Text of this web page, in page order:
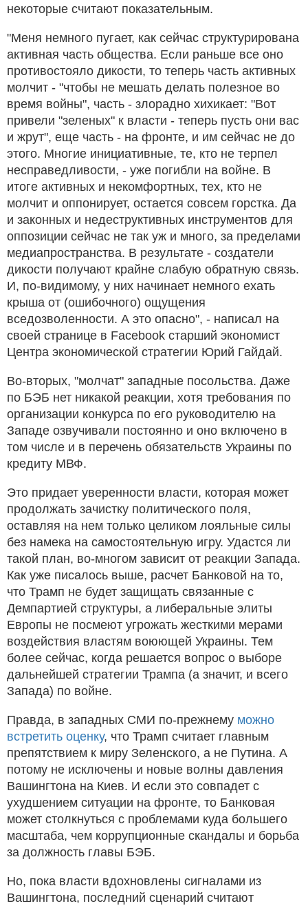
некоторые считают показательным.
"Меня немного пугает, как сейчас структурирована
активная часть общества. Если раньше все оно
противостояло дикости, то теперь часть активных
молчит - "чтобы не мешать делать полезное во
время войны", часть - злорадно хихикает: "Вот
привели "зеленых" к власти - теперь пусть они вас
и жрут", еще часть - на фронте, и им сейчас не до
этого. Многие инициативные, те, кто не терпел
несправедливости, - уже погибли на войне. В
итоге активных и некомфортных, тех, кто не
молчит и оппонирует, остается совсем горстка. Да
и законных и недеструктивных инструментов для
оппозиции сейчас не так уж и много, за пределами
медиапространства. В результате - создатели
дикости получают крайне слабую обратную связь.
И, по-видимому, у них начинает немного ехать
крыша от (ошибочного) ощущения
вседозволенности. А это опасно", - написал на
своей странице в Facebook старший экономист
Центра экономической стратегии Юрий Гайдай.
Во-вторых, "молчат" западные посольства. Даже
по БЭБ нет никакой реакции, хотя требования по
организации конкурса по его руководителю на
Западе озвучивали постоянно и оно включено в
том числе и в перечень обязательств Украины по
кредиту МВФ.
Это придает уверенности власти, которая может
продолжать зачистку политического поля,
оставляя на нем только целиком лояльные силы
без намека на самостоятельную игру. Удастся ли
такой план, во-многом зависит от реакции Запада.
Как уже писалось выше, расчет Банковой на то,
что Трамп не будет защищать связанные с
Демпартией структуры, а либеральные элиты
Европы не посмеют угрожать жесткими мерами
воздействия властям воюющей Украины. Тем
более сейчас, когда решается вопрос о выборе
дальнейшей стратегии Трампа (а значит, и всего
Запада) по войне.
Правда, в западных СМИ по-прежнему можно
встретить оценку, что Трамп считает главным
препятствием к миру Зеленского, а не Путина. А
потому не исключены и новые волны давления
Вашингтона на Киев. И если это совпадет с
ухудшением ситуации на фронте, то Банковая
может столкнуться с проблемами куда большего
масштаба, чем коррупционные скандалы и борьба
за должность главы БЭБ.
Но, пока власти вдохновлены сигналами из
Вашингтона, последний сценарий считают